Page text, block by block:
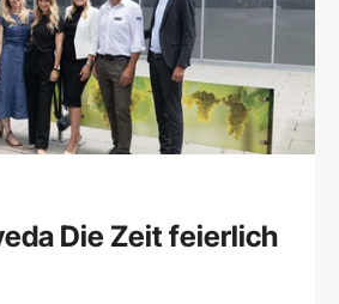
Die Zeit feierlich